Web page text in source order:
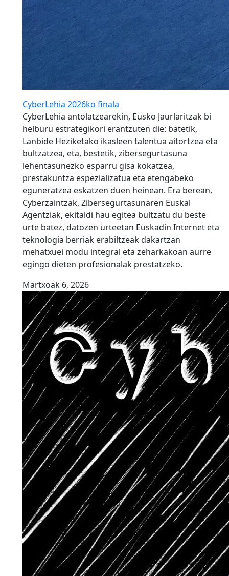
CyberLehia 2026ko finala
CyberLehia antolatzearekin, Eusko Jaurlaritzak bi
helburu estrategikori erantzuten die: batetik,
Lanbide Heziketako ikasleen talentua aitortzea eta
bultzatzea, eta, bestetik, zibersegurtasuna
lehentasunezko esparru gisa kokatzea,
prestakuntza espezializatua eta etengabeko
eguneratzea eskatzen duen heinean. Era berean,
Cyberzaintzak, Zibersegurtasunaren Euskal
Agentziak, ekitaldi hau egitea bultzatu du beste
urte batez, datozen urteetan Euskadin Internet eta
teknologia berriak erabiltzeak dakartzan
mehatxuei modu integral eta zeharkakoan aurre
egingo dieten profesionalak prestatzeko.
Martxoak 6, 2026